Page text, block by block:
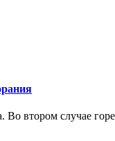
втором случае